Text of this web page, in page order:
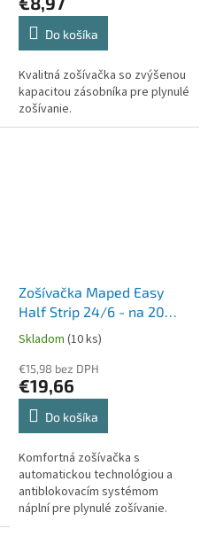
Do košíka
Kvalitná zošívačka so zvýšenou
kapacitou zásobníka pre plynulé
zošívanie.
Zošívačka Maped Easy
Half Strip 24/6 - na 20
alebo 25 listov
Skladom (10 ks)
€15,98 bez DPH
€19,66
Do košíka
Komfortná zošívačka s
automatickou technológiou a
antiblokovacím systémom
náplní pre plynulé zošívanie.